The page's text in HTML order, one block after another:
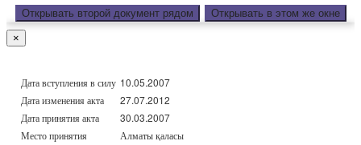
Открывать второй документ рядом Открывать в этом же окне
×
Дата вступления в силу 10.05.2007
Дата изменения акта
27.07.2012
Дата принятия акта
30.03.2007
Место принятия
Алматы қаласы